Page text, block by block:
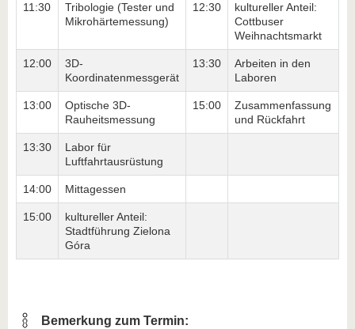
11:30
Tribologie (Tester und
Mikrohärtemessung)
12:30
kultureller Anteil:
Cottbuser
Weihnachtsmarkt
12:00
3D-
Koordinatenmessgerät
13:30
Arbeiten in den
Laboren
13:00
Optische 3D-
Rauheitsmessung
15:00
Zusammenfassung
und Rückfahrt
13:30
Labor für
Luftfahrtausrüstung
14:00 Mittagessen
15:00
kultureller Anteil:
Stadtführung Zielona
Góra
Bemerkung zum Termin: